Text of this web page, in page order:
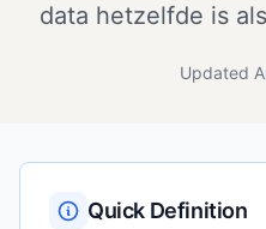
data hetzelfde is
Updated
Quick Definition